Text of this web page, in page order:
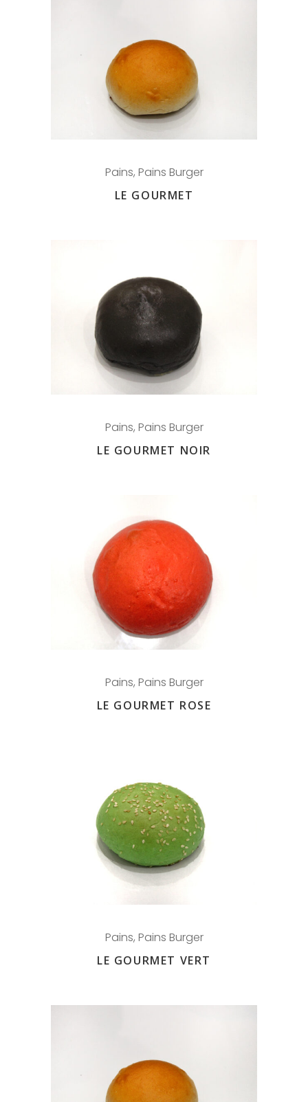
Pains, Pains Burger
LE GOURMET
Pains, Pains Burger
LE GOURMET NOIR
Pains, Pains Burger
LE GOURMET ROSE
Pains, Pains Burger
LE GOURMET VERT